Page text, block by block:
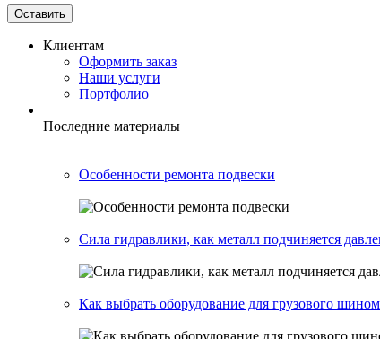
Клиентам
Оформить заказ
Наши услуги
Портфолио
Последние материалы
Особенности ремонта подвески
Сила гидравлики, как металл подчиняется
Как выбрать оборудование для грузового